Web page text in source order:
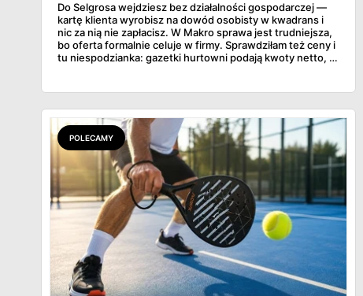
Do Selgrosa wejdziesz bez działalności gospodarczej —
kartę klienta wyrobisz na dowód osobisty w kwadrans i
nic za nią nie zapłacisz. W Makro sprawa jest trudniejsza,
bo oferta formalnie celuje w firmy. Sprawdziłam też ceny i
tu niespodzianka: gazetki hurtowni podają kwoty netto, a
Makro ponad dwa razy więcej niż w weekendowej
promocji dyskontu.
POLECAMY